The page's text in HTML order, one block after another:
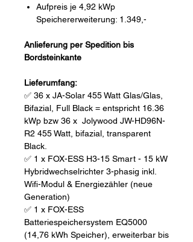
Aufpreis je 4,92 kWp
Speichererweiterung: 1.349,-
Anlieferung per Spedition bis
Bordsteinkante
Lieferumfang:
✅ 36 x JA-Solar 455 Watt Glas/Glas,
Bifazial, Full Black = entspricht 16.36
kWp bzw 36 x Jolywood JW-HD96N-
R2 455 Watt, bifazial, transparent
Black.
✅ 1 x FOX-ESS H3-15 Smart - 15 kW
Hybridwechselrichter 3-phasig inkl.
Wifi-Modul & Energiezähler (neue
Generation)
✅ 1 x FOX-ESS
Batteriespeichersystem EQ5000
(14,76 kWh Speicher), erweiterbar bis